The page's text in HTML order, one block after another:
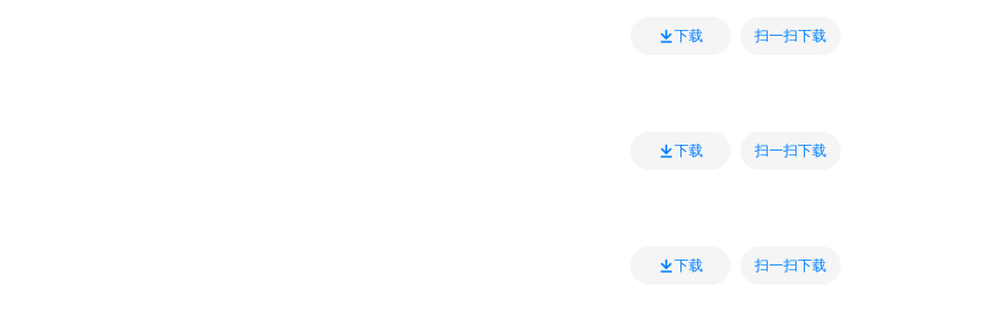
下载 扫一扫下载
下载 扫一扫下载
下载 扫一扫下载